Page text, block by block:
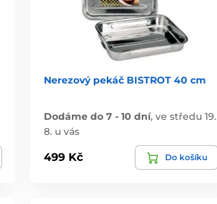
Nerezový pekáč BISTROT 40 cm
Dodáme do 7 - 10 dní, ve středu 19.
8. u vás
499 Kč Do košíku